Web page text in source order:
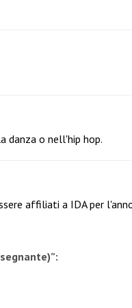
danza o nell'hip hop.
affiliati a IDA per